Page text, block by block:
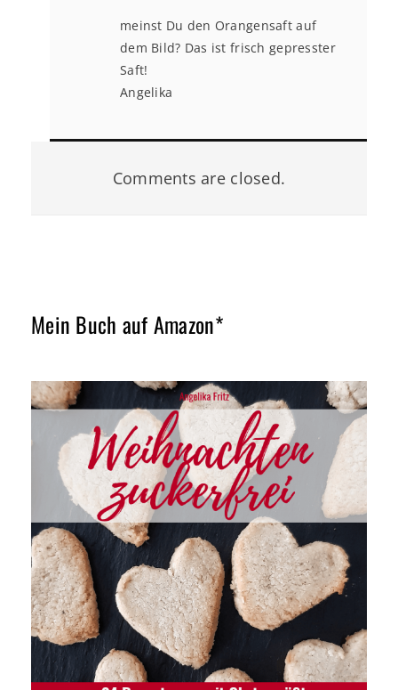
meinst Du den Orangensaft auf
dem Bild? Das ist frisch gepresster
Saft!
Angelika
Comments are closed.
Mein Buch auf Amazon*